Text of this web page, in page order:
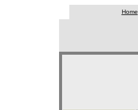
Home